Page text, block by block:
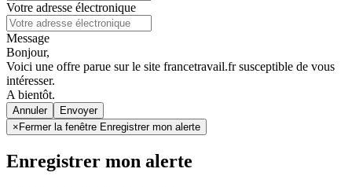
Votre adresse électronique
Message
Bonjour,
Voici une offre parue sur le site francetravail.fr susceptible de vous
intéresser.
A bientôt.
Annuler
× Fermer la fenêtre Enregistrer mon alerte
Enregistrer mon alerte